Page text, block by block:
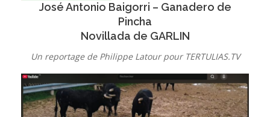
José Antonio Baigorri – Ganadero de
Pincha
Novillada de GARLIN
Un reportage de Philippe Latour pour TERTULIAS.TV